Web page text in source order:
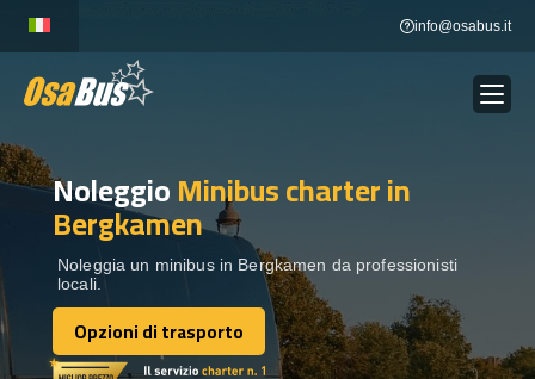
content
info@osabus.it
NOLEGGIO AUTOBUS Show dropdown
DESTINAZIONI
FLOTTA
NoleggioMinibus charterin
Bergkamen
Noleggia un minibus in Bergkamen da professionisti
locali.
Opzioni di trasporto
Opzioni di trasporto